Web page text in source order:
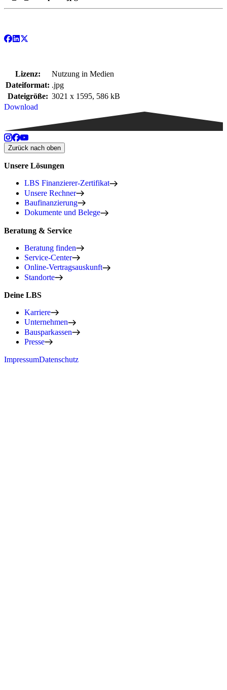
Lizenz:
Nutzung in Medien
Dateiformat: .jpg
Dateigröße: 3021 x 1595, 586 kB
Download
Zurück nach oben
Unsere Lösungen
LBS Finanzierer-Zertifikat
Unsere Rechner
Baufinanzierung
Dokumente und Belege
Beratung & Service
Beratung finden
Service-Center
Online-Vertragsauskunft
Standorte
Deine LBS
Karriere
Unternehmen
Bausparkassen
Presse
ImpressumDatenschutz